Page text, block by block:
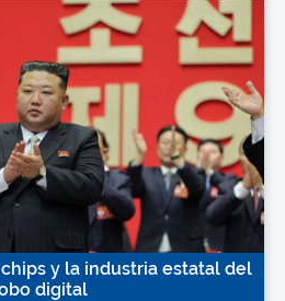
y la industria estatal del
digital